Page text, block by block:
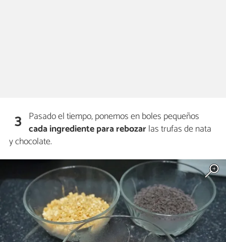
3 Pasado el tiempo, ponemos en boles pequeños
cada ingrediente para rebozarlas trufas de nata
y chocolate.